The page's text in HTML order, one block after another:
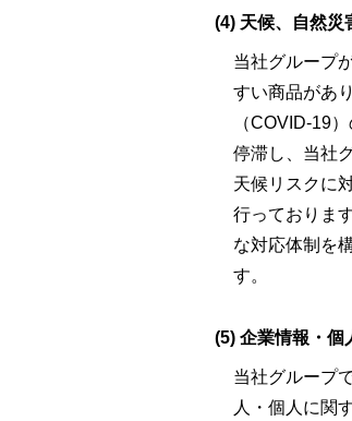
(4) 天候、自然災
当社グループ
すい商品があ
（COVID-19
停滞し、当社
天候リスクに
行っておりま
な対応体制を
す。
(5) 企業情報・個
当社グループ
人・個人に関